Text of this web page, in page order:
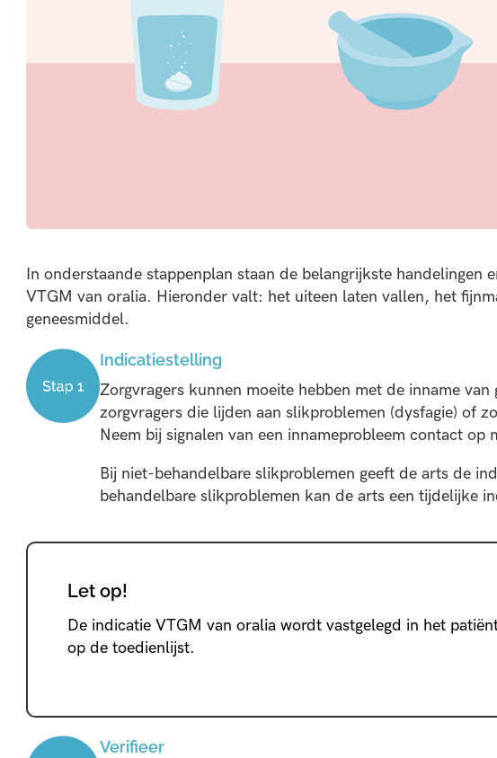
In onderstaande stappenplan staan de belangrijkste handelingen
VTGM van oralia. Hieronder valt: het uiteen laten vallen, het
geneesmiddel.
Indicatiestelling
Zorgvragers kunnen moeite hebben met de inname van
zorgvragers die lijden aan slikproblemen (dysfagie) of
Neem bij signalen van een innameprobleem contact op
Bij niet-behandelbare slikproblemen geeft de arts de
behandelbare slikproblemen kan de arts een tijdelijke
Let op!
De indicatie VTGM van oralia wordt vastgelegd in het
op ​de toedienlijst.
Verifieer